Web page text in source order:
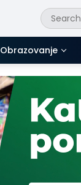
Obrazovanje